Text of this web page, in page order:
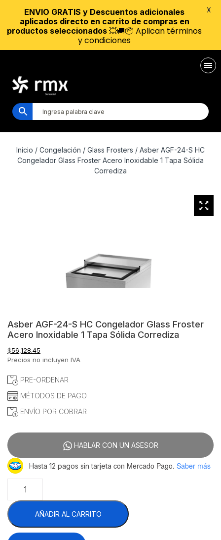
Inicio / Congelación / Glass Frosters / Asber AGF-24-S HC
Congelador Glass Froster Acero Inoxidable 1 Tapa Sólida
Corrediza
Asber AGF-24-S HC Congelador Glass Froster
Acero Inoxidable 1 Tapa Sólida Corrediza
$56,128.45
Precios no incluyen IVA
PRE-ORDENAR
MÉTODOS DE PAGO
ENVÍO POR COBRAR
HABLAR CON UN ASESOR
Hasta 12 pagos sin tarjeta con Mercado Pago. Saber más
24-
S
HC
Congelador
AÑADIR AL CARRITO
ENVIO GRATIS y Descuentos adicionales
aplicados directo en carrito de compras en
productos seleccionados 💥🚚📦 Aplican términos
y condiciones
X